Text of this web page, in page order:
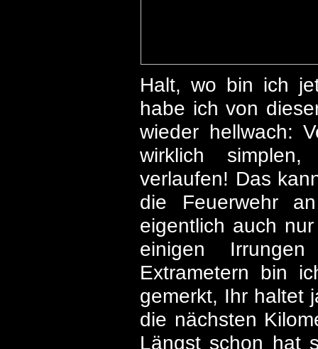
Halt, wo bin ich
habe ich von
wieder hellwach:
wirklich
verlaufen! Das
die Feuerwehr
eigentlich auch
einigen
Extrametern bin
gemerkt, Ihr haltet
die nächsten
Längst schon hat